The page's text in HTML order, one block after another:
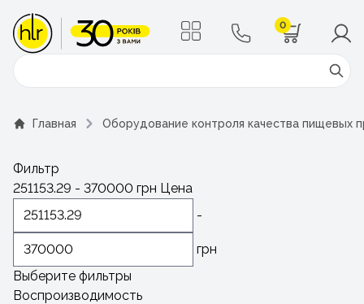
0
Поиск
Главная Оборудование контроля качества пищевых
Фильтр
251153.29 - 370000 грн Цена
-
грн
Выберите фильтры
Воспроизводимость